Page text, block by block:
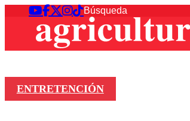
ENTRETENCIÓN